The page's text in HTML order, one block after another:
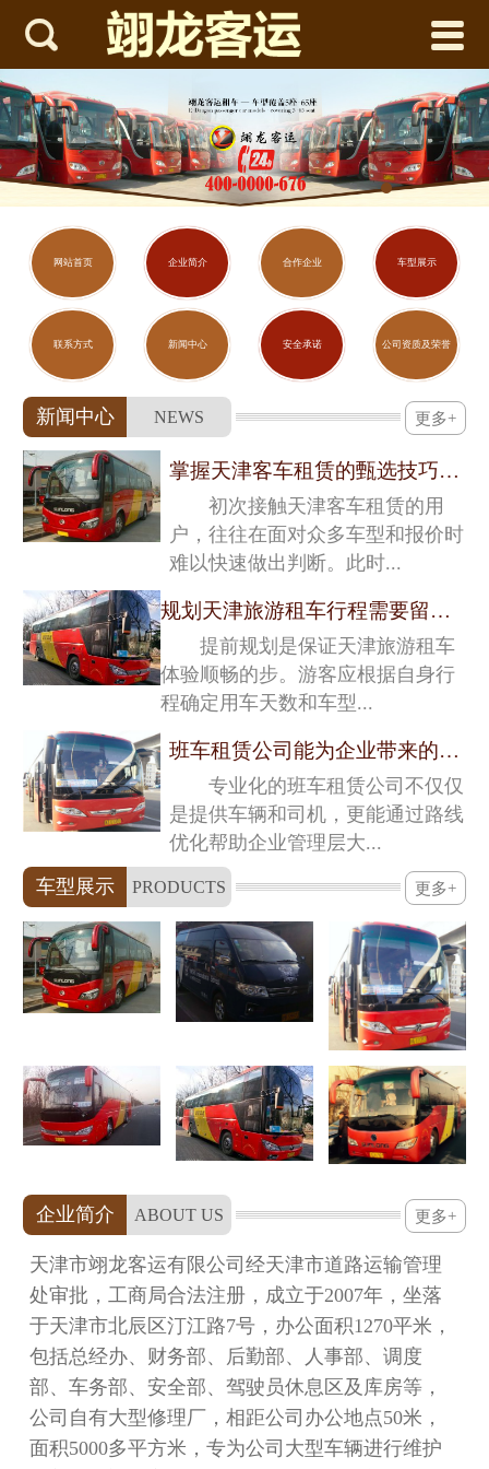
合作企业
车型展示
联系方式
新闻中心
安全承诺
公司资质及荣誉
 
网站首页 企业简介 合作企业 车型展示
联系方式 新闻中心 安全承诺 公司资质及荣誉
新闻中心 NEWS 更多+
掌握天津客车租赁的甄选技巧与用车须知
初次接触天津客车租赁的用
户，往往在面对众多车型和报价时
难以快速做出判断。此时...
规划天津旅游租车行程需要留意的关键细节
提前规划是保证天津旅游租车
体验顺畅的步。游客应根据自身行
程确定用车天数和车型...
班车租赁公司能为企业带来的深层价值
专业化的班车租赁公司不仅仅
是提供车辆和司机，更能通过路线
优化帮助企业管理层大...
车型展示
PRODUCTS 更多+
企业简介 ABOUT US 更多+
天津市翊龙客运有限公司经天津市道路运输管理
处审批，工商局合法注册，成立于2007年，坐落
于天津市北辰区汀江路7号，办公面积1270平米，
包括总经办、财务部、后勤部、人事部、调度
部、车务部、安全部、驾驶员休息区及库房等，
公司自有大型修理厂，相距公司办公地点50米，
面积5000多平方米，专为公司大型车辆进行维护